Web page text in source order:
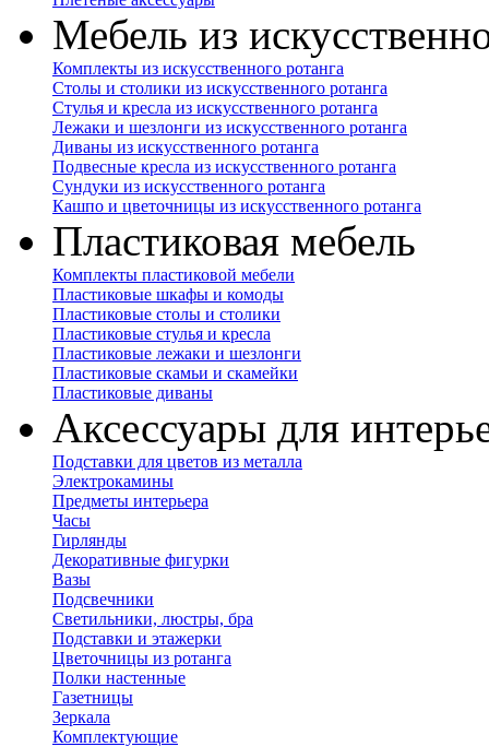
Мебель из
Комплекты из искусственного ротанга
Столы и столики из искусственного ротанга
Стулья и кресла из искусственного ротанга
Лежаки и шезлонги из искусственного ротанга
Диваны из искусственного ротанга
Подвесные кресла из искусственного ротанга
Сундуки из искусственного ротанга
Кашпо и цветочницы из искусственного ротанга
Пластиковая мебель
Комплекты пластиковой мебели
Пластиковые шкафы и комоды
Пластиковые столы и столики
Пластиковые стулья и кресла
Пластиковые лежаки и шезлонги
Пластиковые скамьи и скамейки
Пластиковые диваны
Аксессуары для
Подставки для цветов из металла
Электрокамины
Предметы интерьера
Часы
Гирлянды
Декоративные фигурки
Вазы
Подсвечники
Светильники, люстры, бра
Подставки и этажерки
Цветочницы из ротанга
Полки настенные
Газетницы
Зеркала
Комплектующие